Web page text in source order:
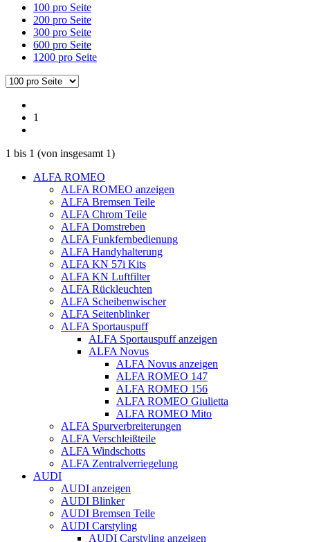
100 pro Seite
200 pro Seite
300 pro Seite
600 pro Seite
1200 pro Seite
1
1 bis 1 (von insgesamt 1)
ALFA ROMEO
ALFA ROMEO anzeigen
ALFA Bremsen Teile
ALFA Chrom Teile
ALFA Domstreben
ALFA Funkfernbedienung
ALFA Handyhalterung
ALFA KN 57i Kits
ALFA KN Luftfilter
ALFA Rückleuchten
ALFA Scheibenwischer
ALFA Seitenblinker
ALFA Sportauspuff
ALFA Sportauspuff anzeigen
ALFA Novus
ALFA Novus anzeigen
ALFA ROMEO 147
ALFA ROMEO 156
ALFA ROMEO Giulietta
ALFA ROMEO Mito
ALFA Spurverbreiterungen
ALFA Verschleißteile
ALFA Windschotts
ALFA Zentralverriegelung
AUDI
AUDI anzeigen
AUDI Blinker
AUDI Bremsen Teile
AUDI Carstyling
AUDI Carstyling anzeigen